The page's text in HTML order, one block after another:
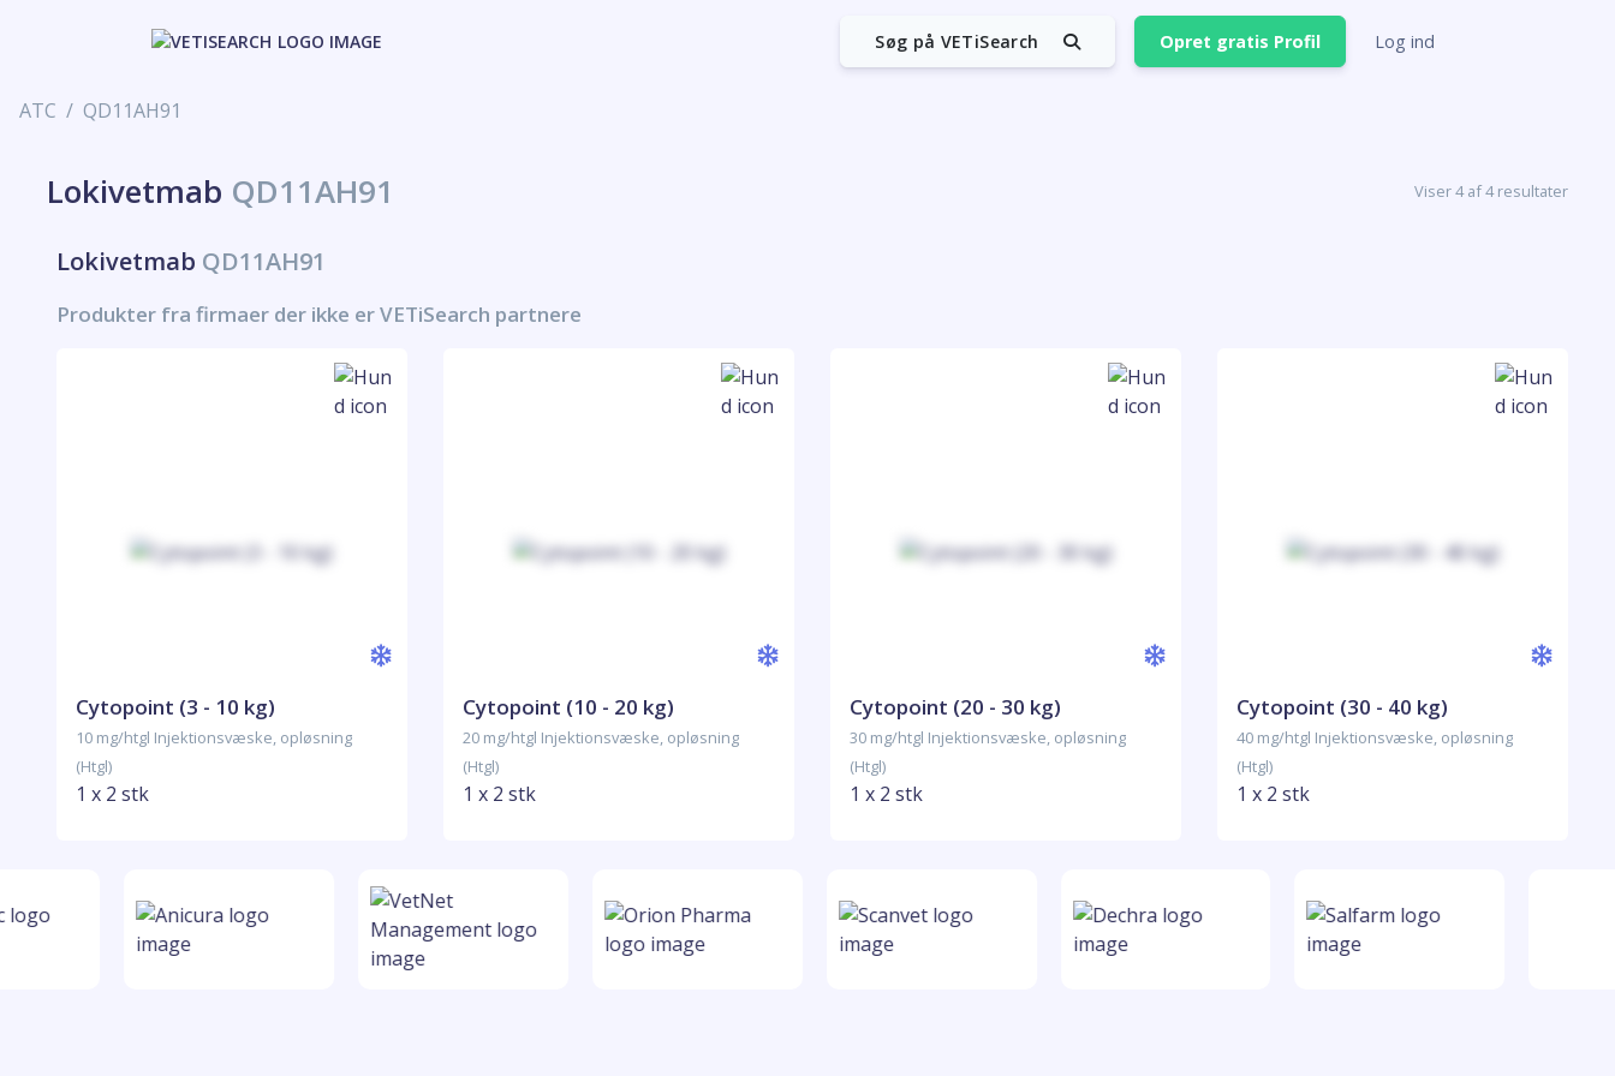
Søg på VETiSearch Opret gratis Profil Log ind
ATC QD11AH91
Lokivetmab QD11AH91 Viser 4 af 4 resultater
Lokivetmab QD11AH91
Produkter fra firmaer der ikke er VETiSearch partnere
Cytopoint (3 - 10 kg)
10 mg/htgl Injektionsvæske, opløsning
(Htgl)
1 x 2 stk
Cytopoint (10 - 20 kg)
20 mg/htgl Injektionsvæske, opløsning
(Htgl)
1 x 2 stk
Cytopoint (20 - 30 kg)
30 mg/htgl Injektionsvæske, opløsning
(Htgl)
1 x 2 stk
Cytopoint (30 - 40 kg)
40 mg/htgl Injektionsvæske, opløsning
(Htgl)
1 x 2 stk